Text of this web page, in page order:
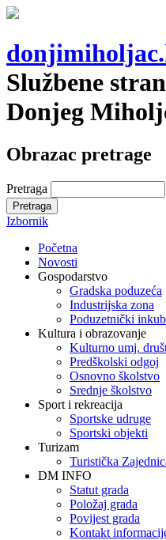
Službene
Donjeg
Obrazac pretrage
Pretraga
Izbornik
Početna
Novosti
Gospodarstvo
Gradska poduzeća
Industrijska zona
Poduzetnički
Kultura i obrazovanje
Kulturno umj.
Predškolski odgoj
Osnovno školstvo
Srednje školstvo
Sport i rekreacija
Sportske udruge
Sportski objekti
Turizam
Turistička
DM INFO
Statut grada
Položaj grada
Povijest grada
Kontakt